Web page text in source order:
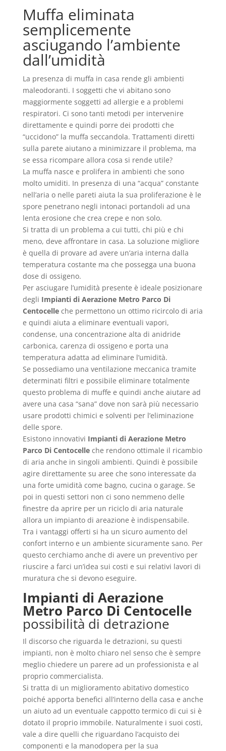
Muffa eliminata
semplicemente
asciugando l’ambiente
dall’umidità
La presenza di muffa in casa rende gli ambienti
maleodoranti. I soggetti che vi abitano sono
maggiormente soggetti ad allergie e a problemi
respiratori. Ci sono tanti metodi per intervenire
direttamente e quindi porre dei prodotti che
“uccidono” la muffa seccandola. Trattamenti diretti
sulla parete aiutano a minimizzare il problema, ma
se essa ricompare allora cosa si rende utile?
La muffa nasce e prolifera in ambienti che sono
molto umiditi. In presenza di una “acqua” constante
nell’aria o nelle pareti aiuta la sua proliferazione è le
spore penetrano negli intonaci portandoli ad una
lenta erosione che crea crepe e non solo.
Si tratta di un problema a cui tutti, chi più e chi
meno, deve affrontare in casa. La soluzione migliore
è quella di provare ad avere un’aria interna dalla
temperatura costante ma che possegga una buona
dose di ossigeno.
Per asciugare l’umidità presente è ideale posizionare
degli Impianti di Aerazione Metro Parco Di
Centocelleche permettono un ottimo ricircolo di aria
e quindi aiuta a eliminare eventuali vapori,
condense, una concentrazione alta di anidride
carbonica, carenza di ossigeno e porta una
temperatura adatta ad eliminare l’umidità.
Se possediamo una ventilazione meccanica tramite
determinati filtri e possibile eliminare totalmente
questo problema di muffe e quindi anche aiutare ad
avere una casa “sana” dove non sarà più necessario
usare prodotti chimici e solventi per l’eliminazione
delle spore.
Esistono innovativi Impianti di Aerazione Metro
Parco Di Centocelleche rendono ottimale il ricambio
di aria anche in singoli ambienti. Quindi è possibile
agire direttamente su aree che sono interessate da
una forte umidità come bagno, cucina o garage. Se
poi in questi settori non ci sono nemmeno delle
finestre da aprire per un riciclo di aria naturale
allora un impianto di areazione è indispensabile.
Tra i vantaggi offerti si ha un sicuro aumento del
confort interno e un ambiente sicuramente sano. Per
questo cerchiamo anche di avere un preventivo per
riuscire a farci un’idea sui costi e sui relativi lavori di
muratura che si devono eseguire.
Impianti di Aerazione
Metro Parco Di Centocelle
possibilità di detrazione
Il discorso che riguarda le detrazioni, su questi
impianti, non è molto chiaro nel senso che è sempre
meglio chiedere un parere ad un professionista e al
proprio commercialista.
Si tratta di un miglioramento abitativo domestico
poiché apporta benefici all’interno della casa e anche
un aiuto ad un eventuale cappotto termico di cui si è
dotato il proprio immobile. Naturalmente i suoi costi,
vale a dire quelli che riguardano l’acquisto dei
componenti e la manodopera per la sua